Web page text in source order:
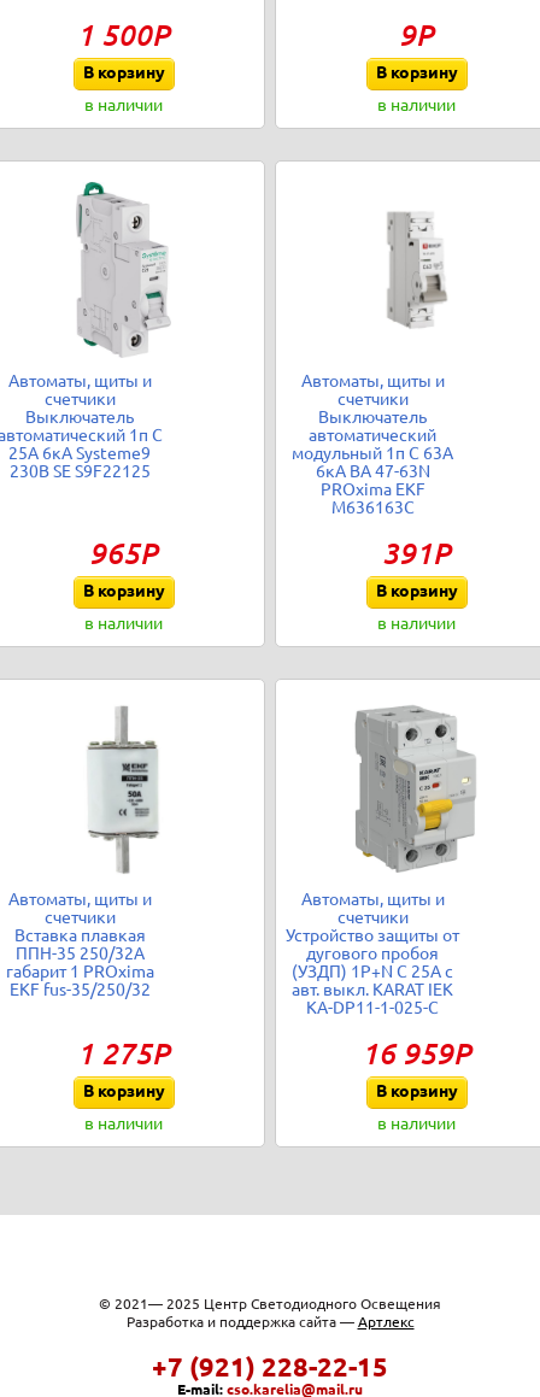
1 500Р
В корзину
в наличии
9Р
В корзину
в наличии
Автоматы, щиты и
счетчики
Выключатель
1п C
25А 6кА Systeme9
230В SE S9F22125
965Р
В корзину
в наличии
Автоматы, щиты и
счетчики
Выключатель
автоматический
модульный 1п C 63А
6кА ВА 47-63N
PROxima EKF
M636163C
391Р
В корзину
в наличии
Автоматы, щиты и
счетчики
Вставка плавкая
ППН-35 250/32А
габарит 1 PROxima
EKF fus-35/250/32
1 275Р
В корзину
в наличии
Автоматы, щиты и
счетчики
Устройство защиты от
дугового пробоя
(УЗДП) 1P+N C 25A с
авт. выкл. KARAT IEK
KA-DP11-1-025-C
16 959Р
В корзину
в наличии
© 2021— 2025 Центр Светодиодного Освещения
Разработка и поддержка сайта — Артлекс
+7 (921) 228-22-15
E-mail: cso.karelia@mail.ru